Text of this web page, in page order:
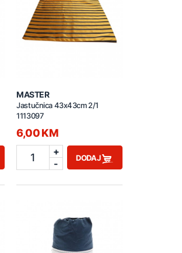
MASTER
Jastučnica 43x43cm 2/1
1113097
6,00 KM
1
+
-
DODAJ